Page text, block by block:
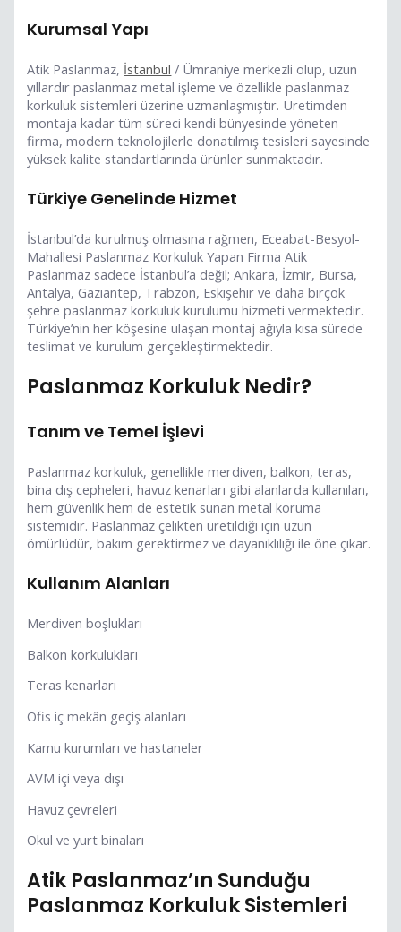
Kurumsal Yapı
Atik Paslanmaz, İstanbul / Ümraniye merkezli olup, uzun
yıllardır paslanmaz metal işleme ve özellikle paslanmaz
korkuluk sistemleri üzerine uzmanlaşmıştır. Üretimden
montaja kadar tüm süreci kendi bünyesinde yöneten
firma, modern teknolojilerle donatılmış tesisleri sayesinde
yüksek kalite standartlarında ürünler sunmaktadır.
Türkiye Genelinde Hizmet
İstanbul’da kurulmuş olmasına rağmen, Eceabat-Besyol-
Mahallesi Paslanmaz Korkuluk Yapan Firma Atik
Paslanmaz sadece İstanbul’a değil; Ankara, İzmir, Bursa,
Antalya, Gaziantep, Trabzon, Eskişehir ve daha birçok
şehre paslanmaz korkuluk kurulumu hizmeti vermektedir.
Türkiye’nin her köşesine ulaşan montaj ağıyla kısa sürede
teslimat ve kurulum gerçekleştirmektedir.
Paslanmaz Korkuluk Nedir?
Tanım ve Temel İşlevi
Paslanmaz korkuluk, genellikle merdiven, balkon, teras,
bina dış cepheleri, havuz kenarları gibi alanlarda kullanılan,
hem güvenlik hem de estetik sunan metal koruma
sistemidir. Paslanmaz çelikten üretildiği için uzun
ömürlüdür, bakım gerektirmez ve dayanıklılığı ile öne çıkar.
Kullanım Alanları
Merdiven boşlukları
Balkon korkulukları
Teras kenarları
Ofis iç mekân geçiş alanları
Kamu kurumları ve hastaneler
AVM içi veya dışı
Havuz çevreleri
Okul ve yurt binaları
Atik Paslanmaz’ın Sunduğu
Paslanmaz Korkuluk Sistemleri